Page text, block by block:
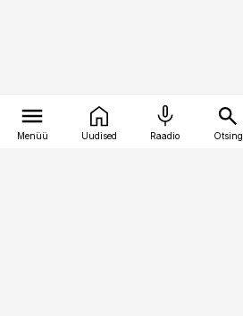
Menüü Uudised Raadio Otsing